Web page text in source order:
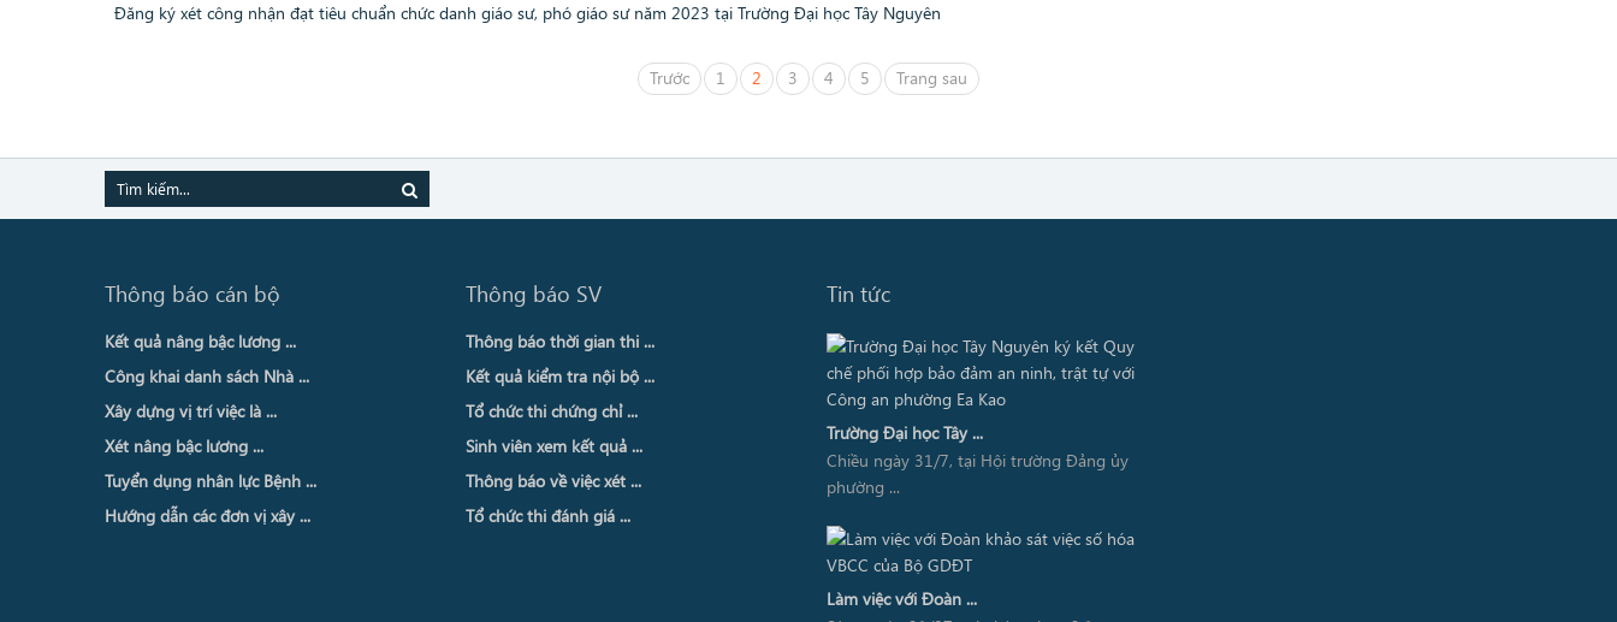
Đăng ký xét công nhận đạt tiêu chuẩn chức danh giáo sư, phó giáo sư năm 2023 tại Trường Đại học Tây Nguyên
Trước 1 2 3 4 5 Trang sau
Thông báo cán bộ
Kết quả nâng bậc lương ...
Công khai danh sách Nhà ...
Xây dựng vị trí việc là ...
Xét nâng bậc lương ...
Tuyển dụng nhân lực Bệnh ...
Hướng dẫn các đơn vị xây ...
Thông báo SV
Thông báo thời gian thi ...
Kết quả kiểm tra nội bộ ...
Tổ chức thi chứng chỉ ...
Sinh viên xem kết quả ...
Thông báo về việc xét ...
Tổ chức thi đánh giá ...
Tin tức
Trường Đại học Tây ...
Chiều ngày 31/7, tại Hội trường Đảng ủy
phường ...
Làm việc với Đoàn ...